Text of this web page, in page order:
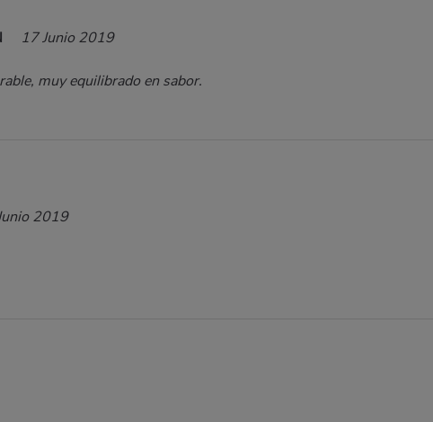
17 Junio 2019
muy equilibrado en sabor.
2019